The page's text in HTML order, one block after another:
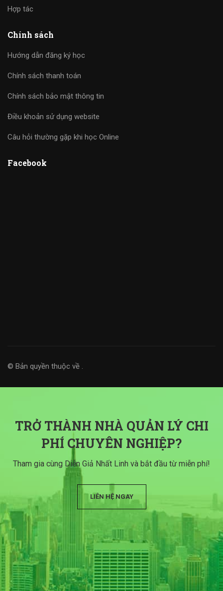
Hợp tác
Chính sách
Hướng dẫn đăng ký học
Chính sách thanh toán
Chính sách bảo mật thông tin
Điều khoản sử dụng website
Câu hỏi thường gặp khi học Online
Facebook
© Bản quyền thuộc về .
TRỞ THÀNH NHÀ QUẢN LÝ CHI
PHÍ CHUYÊN NGHIỆP?
Tham gia cùng Diễn Giả Nhất Linh và bắt đầu từ miễn phí!
LIÊN HỆ NGAY